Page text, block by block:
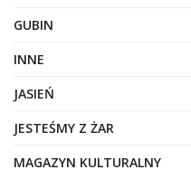
GUBIN
INNE
JASIEŃ
JESTEŚMY Z ŻAR
MAGAZYN KULTURALNY